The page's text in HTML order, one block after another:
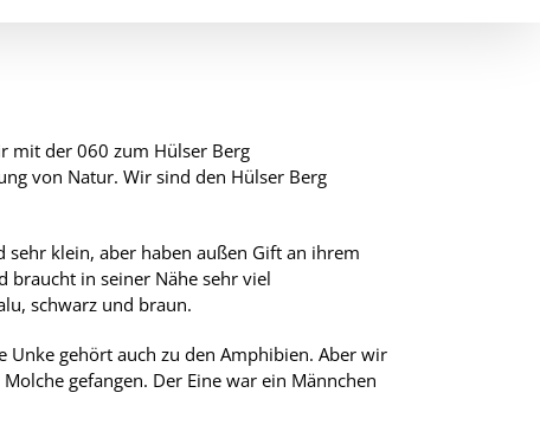
mit der 060 zum Hülser Berg
von Natur. Wir sind den Hülser Berg
klein, aber haben außen Gift an ihrem
braucht in seiner Nähe sehr viel
schwarz und braun.
Unke gehört auch zu den Amphibien. Aber wir
gefangen. Der Eine war ein Männchen